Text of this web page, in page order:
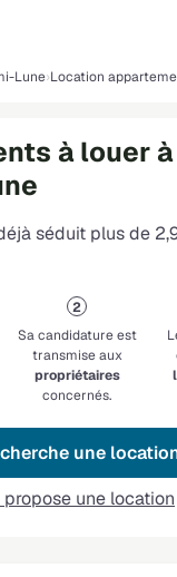
Lune Location
à louer
séduit plus de
Sa candidature est
transmise aux
propriétaires
concernés.
une
propose une location